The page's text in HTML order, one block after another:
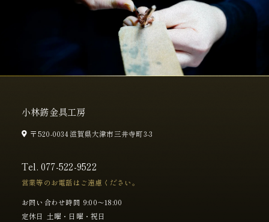
小林錺金具工房
〒520-0034 滋賀県大津市三井寺町3-3
Tel. 077-522-9522
営業等のお電話はご遠慮ください。
お問い合わせ時間 9:00～18:00
定休日 土曜・日曜・祝日